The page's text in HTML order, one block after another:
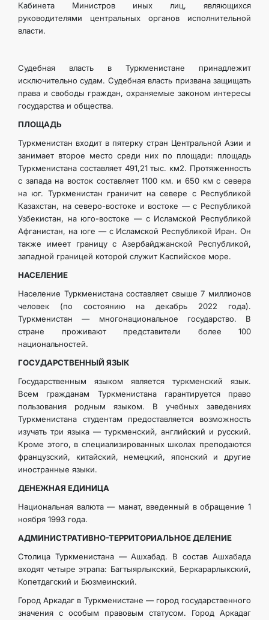
Кабинета Министров иных лиц, являющихся
руководителями центральных органов исполнительной
власти.
Судебная власть в Туркменистане принадлежит
исключительно судам. Судебная власть призвана защищать
права и свободы граждан, охраняемые законом интересы
государства и общества.
ПЛОЩАДЬ
Туркменистан входит в пятерку стран Центральной Азии и
занимает второе место среди них по площади: площадь
Туркменистана составляет 491,21 тыс. км2. Протяженность
с запада на восток составляет 1100 км. и 650 км с севера
на юг. Туркменистан граничит на севере с Республикой
Казахстан, на северо-востоке и востоке — с Республикой
Узбекистан, на юго-востоке — с Исламской Республикой
Афганистан, на юге — с Исламской Республикой Иран. Он
также имеет границу с Азербайджанской Республикой,
западной границей которой служит Каспийское море.
НАСЕЛЕНИЕ
Население Туркменистана составляет свыше 7 миллионов
человек (по состоянию на декабрь 2022 года).
Туркменистан — многонациональное государство. В
стране проживают представители более 100
национальностей.
ГОСУДАРСТВЕННЫЙ ЯЗЫК
Государственным языком является туркменский язык.
Всем гражданам Туркменистана гарантируется право
пользования родным языком. В учебных заведениях
Туркменистана студентам предоставляется возможность
изучать три языка — туркменский, английский и русский.
Кроме этого, в специализированных школах преподаются
французский, китайский, немецкий, японский и другие
иностранные языки.
ДЕНЕЖНАЯ ЕДИНИЦА
Национальная валюта — манат, введенный в обращение 1
ноября 1993 года.
АДМИНИСТРАТИВНО-ТЕРРИТОРИАЛЬНОЕ ДЕЛЕНИЕ
Столица Туркменистана — Ашхабад. В состав Ашхабада
входят четыре этрапа: Багтыярлыкский, Беркарарлыкский,
Копетдагский и Бюзмеинский.
Город Аркадаг в Туркменистане — город государственного
значения с особым правовым статусом. Город Аркадаг